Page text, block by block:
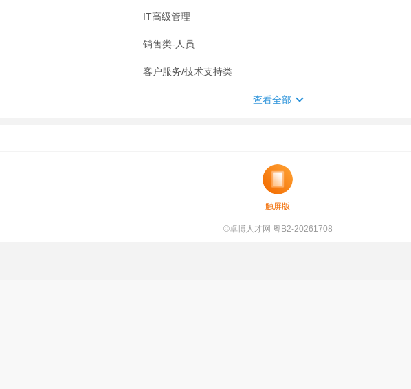
IT高级管理
销售类-人员
客户服务/技术支持类
查看全部
触屏版
©卓博人才网 粤B2-20261708